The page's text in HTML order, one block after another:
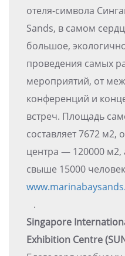
отеля-символа
Sands, в самом
большое,
проведения самых
мероприятий, от
конференций и
встреч. Площадь
составляет 7672
центра — 120000
свыше 15000
⠀.
Singapore
Exhibition Centre